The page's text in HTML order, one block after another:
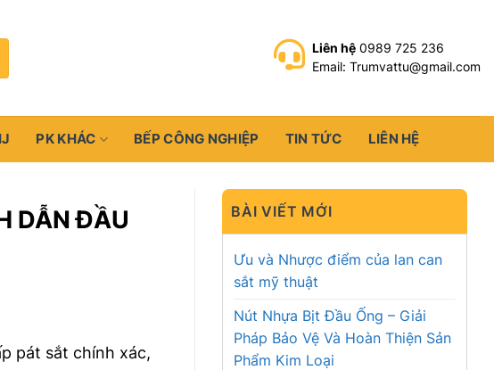
Liên hệ 0989 725 236
Email: Trumvattu@gmail.com
PK KHÁC BẾP CÔNG NGHIỆP TIN TỨC LIÊN HỆ
DẪN ĐẦU
pát sắt chính xác,
BÀI VIẾT MỚI
Ưu và Nhược điểm của lan can
sắt mỹ thuật
Nút Nhựa Bịt Đầu Ống – Giải
Pháp Bảo Vệ Và Hoàn Thiện Sản
Phẩm Kim Loại